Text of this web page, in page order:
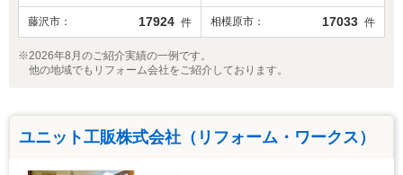
藤沢市 17924 件 相模原市 17033 件
※2026年8月のご紹介実績の一例です。
他の地域でもリフォーム会社をご紹介しております。
ユニット工販株式会社（リフォーム・ワークス）